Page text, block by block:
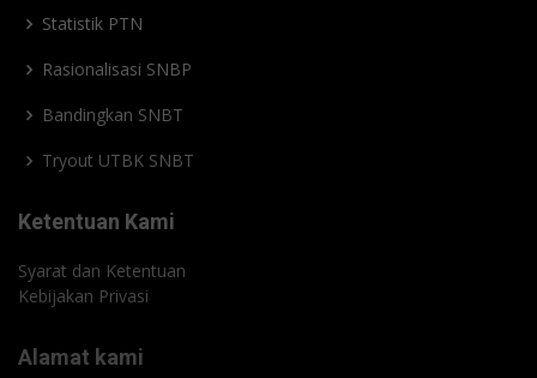
Statistik PTN
Rasionalisasi SNBP
Bandingkan SNBT
Tryout UTBK SNBT
Ketentuan Kami
Syarat dan Ketentuan
Kebijakan Privasi
Alamat kami